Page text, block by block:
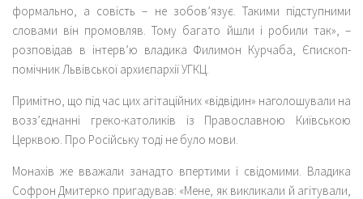
формально, а совість – не зобов’язує. Такими підступними
словами він промовляв. Тому багато йшли і робили так», –
розповідав в інтерв’ю владика Филимон Курчаба, Єпископ-
помічник Львівської архиєпархії УГКЦ.
Примітно, що під час цих агітаційних «відвідин» наголошували на
возз’єднанні греко-католиків із Православною Київською
Церквою. Про Російську тоді не було мови.
Монахів же вважали занадто впертими і свідомими. Владика
Софрон Дмитерко пригадував: «Мене, як викликали й агітували,